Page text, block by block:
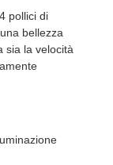
pollici di
bellezza
sia la velocità